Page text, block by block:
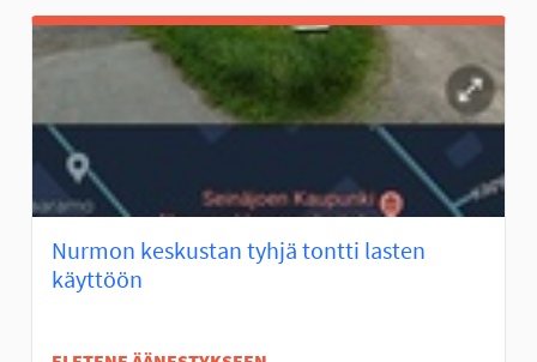
Nurmon keskustan tyhjä tontti lasten
käyttöön